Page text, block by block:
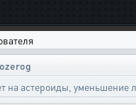
на астероиды, уменьшение